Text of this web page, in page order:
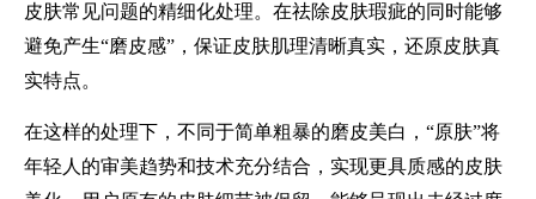
皮肤常见问题的精细化处理。在祛除皮肤瑕疵的同时能够
避免产生“磨皮感”，保证皮肤肌理清晰真实，还原皮肤真
实特点。
在这样的处理下，不同于简单粗暴的磨皮美白，“原肤”将
年轻人的审美趋势和技术充分结合，实现更具质感的皮肤